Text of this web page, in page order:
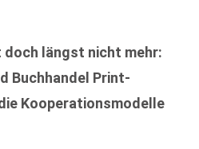
längst nicht mehr:
Buchhandel Print-
Kooperationsmodelle